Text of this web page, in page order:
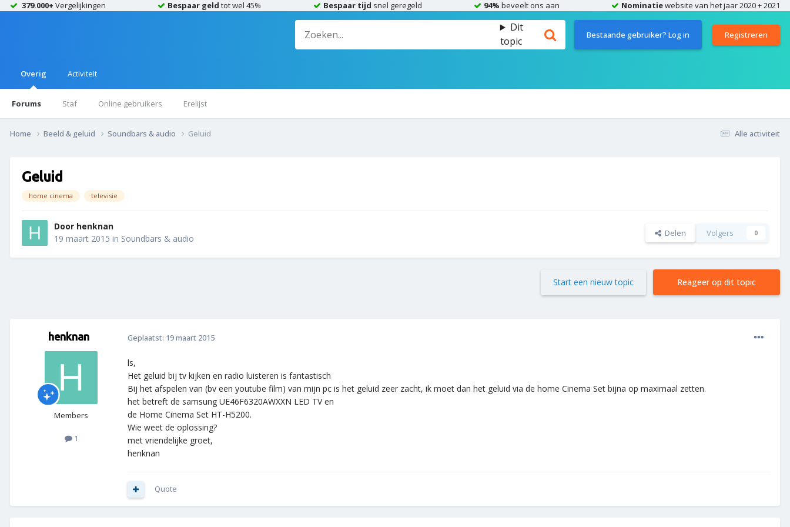
379.000+ Vergelijkingen Bespaar geld tot wel 45% Bespaar tijd snel geregeld 94% beveelt ons aan Nominatiewebsite van het jaar 2020 + 2021
Dit
topic
Bestaande gebruiker? Log in Registreren
Overig
Forums Staf Online gebruikers Erelijst
Activiteit
Alle activiteit
Home Beeld & geluid Soundbars & audio Geluid
Geluid
home cinema televisie
Door henknan
19 maart 2015 in Soundbars & audio Delen Volgers 0
Reageer op dit topic
Start een nieuw topic
henknan
Members
1
Geplaatst: 19 maart 2015
ls,
Het geluid bij tv kijken en radio luisteren is fantastisch
Bij het afspelen van (bv een youtube film) van mijn pc is het geluid zeer zacht, ik moet dan het geluid via de home Cinema Set bijna op maximaal zetten.
het betreft de samsung UE46F6320AWXXN LED TV en
de Home Cinema Set HT-H5200.
Wie weet de oplossing?
met vriendelijke groet,
henknan
Quote